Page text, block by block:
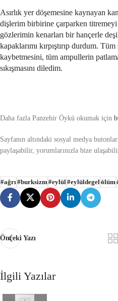
Asırlık yer döşemesine kaynayan
dişlerim birbirine çarparken
gözlerimin kenarları bir hançerle
kapaklarımı kırpıştırıp durdum.
kaybetmesini, tüm ampullerin
sıkışmasını diledim.
Daha fazla Panzehir Öykü okumak için
Sayfanın altındaki sosyal medya
paylaşabilir, yorumlarınızla bize
#ağrı#burksizm#eylül#eylüldegelölüm
Önceki Yazı
İlgili Yazılar